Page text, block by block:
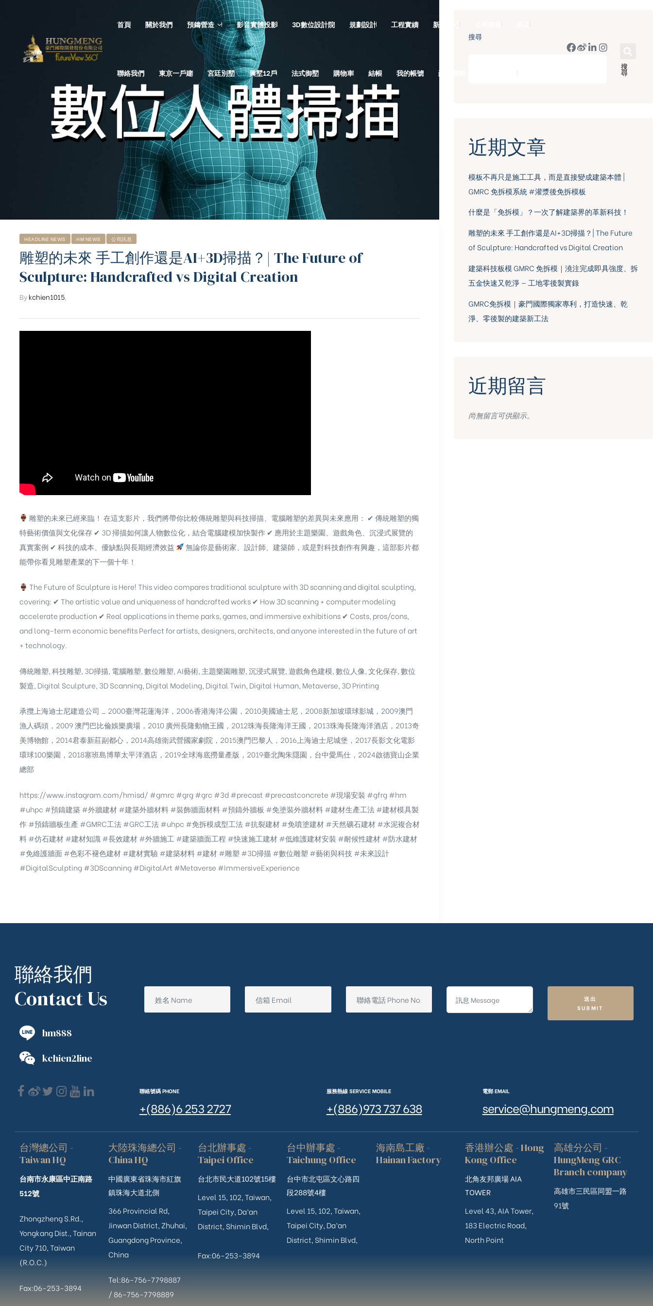
首頁 關於我們 預鑄營造 影音實體投影 3D數位設計院 規劃設計 工程實績 新聞中心 公司簡報 商店
聯絡我們 東京一戶建 宮廷別墅 興墅12戶 法式御墅 購物車 結帳 我的帳號 豪門國際 ｜ 50週年里程碑
HEADLINE NEWS HM NEWS 公司訊息
雕塑的未來 手工創作還是AI+3D掃描？| The Future of
Sculpture: Handcrafted vs Digital Creation
Bykchien1015
雕塑的未來已經來臨！ 在這支影片，我們將帶你比較傳統雕塑與科技掃描、電腦雕塑的差異與未來應用： ✔ 傳統雕塑的獨
特藝術價值與文化保存 ✔ 3D 掃描如何讓人物數位化，結合電腦建模加快製作 ✔ 應用於主題樂園、遊戲角色、沉浸式展覽的
真實案例 ✔ 科技的成本、優缺點與長期經濟效益
無論你是藝術家、設計師、建築師，或是對科技創作有興趣，這部影片都
能帶你看見雕塑產業的下一個十年！
The Future of Sculpture is Here! This video compares traditional sculpture with 3D scanning and digital sculpting,
covering: ✔ The artistic value and uniqueness of handcrafted works ✔ How 3D scanning + computer modeling
accelerate production ✔ Real applications in theme parks, games, and immersive exhibitions ✔ Costs, pros/cons,
and long-term economic benefits Perfect for artists, designers, architects, and anyone interested in the future of art
+ technology.
傳統雕塑, 科技雕塑, 3D掃描, 電腦雕塑, 數位雕塑, AI藝術, 主題樂園雕塑, 沉浸式展覽, 遊戲角色建模, 數位人像, 文化保存, 數位
製造, Digital Sculpture, 3D Scanning, Digital Modeling, Digital Twin, Digital Human, Metaverse, 3D Printing
承攬上海迪士尼建造公司 _ 2000臺灣花蓮海洋，2006香港海洋公園，2010美國迪士尼，2008新加坡環球影城，2009澳門
漁人碼頭，2009 澳門巴比倫娛樂廣場，2010 廣州長隆動物王國，2012珠海長隆海洋王國，2013珠海長隆海洋酒店，2013奇
美博物館，2014君泰新莊副都心，2014高雄衛武營國家劇院，2015澳門巴黎人，2016上海迪士尼城堡，2017長影文化電影
環球100樂園，2018塞班島博華太平洋酒店，2019全球海底撈量產版，2019臺北陶朱隱園，台中愛馬仕，2024啟德寶山企業
總部
https://www.instagram.com/hmisd/ #gmrc #grg #grc #3d #precast #precastconcrete #現場安裝 #gfrg #hm
#uhpc #預鑄建築 #外牆建材 #建築外牆材料 #裝飾牆面材料 #預鑄外牆板 #免塗裝外牆材料 #建材生產工法 #建材模具製
作 #預鑄牆板生產 #GMRC工法 #GRC工法 #uhpc #免拆模成型工法 #抗裂建材 #免噴塗建材 #天然礦石建材 #水泥複合材
料 #仿石建材 #建材知識 #長效建材 #外牆施工 #建築牆面工程 #快速施工建材 #低維護建材安裝 #耐候性建材 #防水建材
#免維護牆面 #色彩不褪色建材 #建材實驗 #建築材料 #建材 #雕塑 #3D掃描 #數位雕塑 #藝術與科技 #未來設計
#DigitalSculpting #3DScanning #DigitalArt #Metaverse #ImmersiveExperience
搜尋
搜
尋
近期文章
模板不再只是施工工具，而是直接變成建築本體 |
GMRC 免拆模系統 #灌漿後免拆模板
什麼是「免拆模」？一次了解建築界的革新科技！
雕塑的未來 手工創作還是AI+3D掃描？| The Future
of Sculpture: Handcrafted vs Digital Creation
建築科技板模 GMRC 免拆模｜澆注完成即具強度、拆
五金快速又乾淨 — 工地零後製實錄
GMRC免拆模｜豪門國際獨家專利，打造快速、乾
淨、零後製的建築新工法
近期留言
尚無留言可供顯示。
聯絡我們
Contact Us
hm888
kchien2line
送出
SUBMIT
聯絡號碼 PHONE
+(886)6 253 2727
服務熱線 SERVICE MOBILE
+(886)973 737 638
電郵 EMAIL
service@hungmeng.com
台灣總公司 -
Taiwan HQ
台南市永康區中正南路
512號
Zhongzheng S.Rd.,
Yongkang Dist., Tainan
City 710, Taiwan
(R.O.C.)
Fax:06-253-3894
大陸珠海總公司 -
China HQ
中國廣東省珠海市紅旗
鎮珠海大道北側
366 Provincial Rd,
Jinwan District, Zhuhai,
Guangdong Province,
China
Tel:86-756-7798887
/ 86-756-7798889
台北辦事處 -
Taipei Office
台北市民大道102號15樓
Level 15, 102, Taiwan,
Taipei City, Da’an
District, Shimin Blvd,
Fax:06-253-3894
台中辦事處 -
Taichung Office
台中市北屯區文心路四
段288號4樓
Level 15, 102, Taiwan,
Taipei City, Da’an
District, Shimin Blvd,
海南島工廠 -
Hainan Factory
香港辦公處 - Hong
Kong Office
北角友邦廣場 AIA
TOWER
Level 43, AIA Tower,
183 Electric Road,
North Point
高雄分公司 -
HungMeng GRC
Branch company
高雄市三民區同盟一路
91號